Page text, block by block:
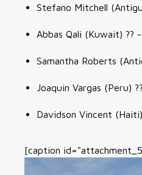
Stefano Mitchell
Abbas Qali (Kuwait) ??
Samantha Roberts
Joaquin Vargas (Peru)
Davidson Vincent
[caption